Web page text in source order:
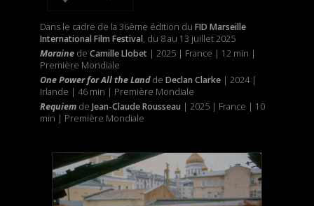
Dans le cadre de la 36ème édition du FID Marseille
International Film Festival, du 8 au 13 juillet 2025
Morainede Camille Llobet| 2025 | France | 12 min |
Première Mondiale
One Power for All the Landde Declan Clarke| 2024 |
Irlande | 46 min | Première Mondiale
Requiemde Jean-Claude Rousseau | 2025 | France | 10
min | Première Mondiale